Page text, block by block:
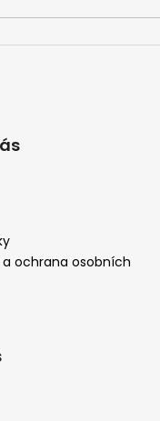
ochrana osobních